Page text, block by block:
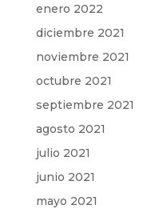
enero 2022
diciembre 2021
noviembre 2021
octubre 2021
septiembre 2021
agosto 2021
julio 2021
junio 2021
mayo 2021